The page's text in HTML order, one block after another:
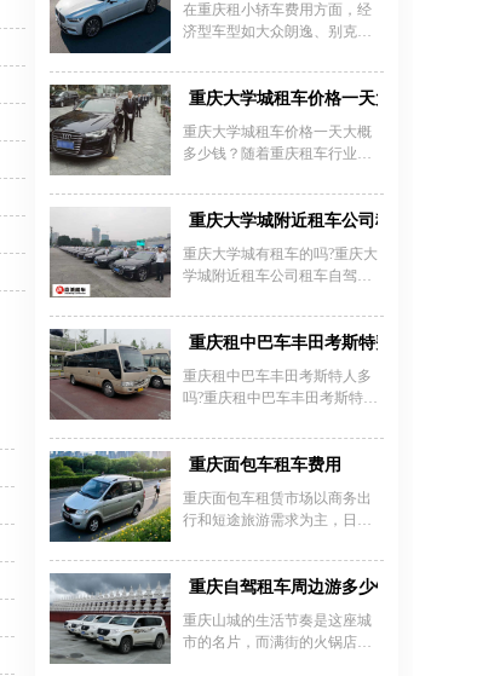
务车如别克GL8日租400元左
右，豪华车型如奔驰E系、奥迪
天。重庆租车价目表显示，淡
季价格较低，而春节等旺季商
务车价格可能翻倍至600元/天。
保险，但部分平台会额外收取
50-100元/天的保险费用，押金
豪华车押金可
在重庆租小轿车费用方面，经
济型车型如大众朗逸、别克凯
端车型如大众帕萨特、丰田凯
美瑞日租价格260-1500元，豪华
700-3500元。重庆租车价格受车
型、租期及淡旺季影响显著，
天）、40-50元服务费及保险
费，超里程按1-3元/公里加收。
重庆租车公司小轿车报价透
车租赁，经济型押金约1.3万
元，支持异地还车及24小时服
重庆大学城租车价格一天大概多少钱？
重庆大学城租车价格一天大概
多少钱？随着重庆租车行业的
出行了，但是在网上都搜不到
一个关于重庆租车价格多少钱
编为大家整理了一份租车价
格，希望给广大消费者带来方
重庆大学城附近租车公司租车自驾一天多
重庆大学城有租车的吗?重庆大
学城附近租车公司租车自驾一
重庆大学城及附近的市民及外
地游客提供汽车租赁服务，重
学城租车带司机均可，重庆大
学城附近租车价格根据车型差
重庆租中巴车丰田考斯特费用多少
重庆租中巴车丰田考斯特人多
吗?重庆租中巴车丰田考斯特费
穷，怎样才能知道具体价格?重
庆租车目前热租车型：17座丰
特出租、23座丰田考斯特出
租。重庆租中巴车丰田考斯特
是1200-1800元，限100公里。
重庆面包车租车费用
重庆面包车租赁市场以商务出
行和短途旅游需求为主，日租
商务车型如别克GL8日租约400-
600元/天，奔驰V260日租700-
800-1200元/天。新能源车型月
租费用集中在2000-3500元区
重庆自驾租车周边游多少钱？重庆自驾游
重庆山城的生活节奏是这座城
市的名片，而满街的火锅店、